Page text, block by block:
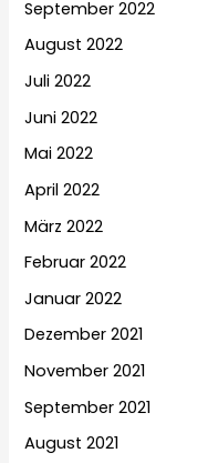
September 2022
August 2022
Juli 2022
Juni 2022
Mai 2022
April 2022
März 2022
Februar 2022
Januar 2022
Dezember 2021
November 2021
September 2021
August 2021